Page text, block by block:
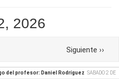
2026
Siguiente ››
del profesor: Daniel Rodríguez SABADO 2 DE